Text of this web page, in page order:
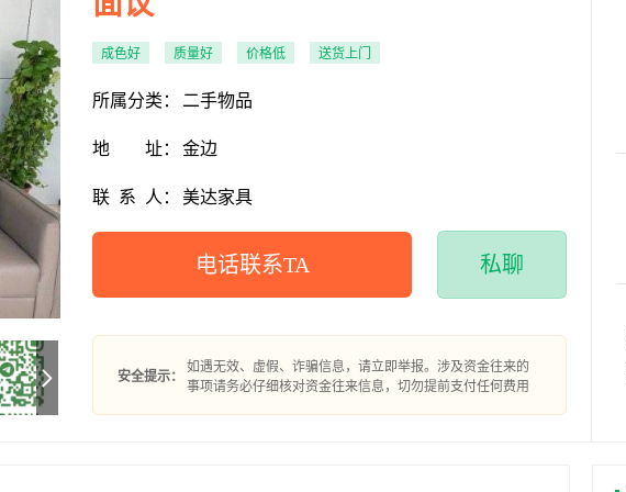
成色好 质量好 价格低 送货上门
所属分类： 二手物品
地 址： 金边
联 系 人： 美达家具
电话联系TA 私聊
安全提示：
如遇无效、虚假、诈骗信息，请立即举报。涉及资金往来的
事项请务必仔细核对资金往来信息，切勿提前支付任何费用